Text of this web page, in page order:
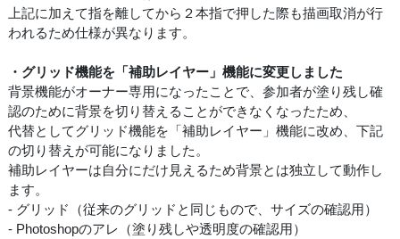
上記に加えて指を離してから２本指で押した際も描画取消が行
われるため仕様が異なります。
・グリッド機能を「補助レイヤー」機能に変更しました
背景機能がオーナー専用になったことで、参加者が塗り残し確
認のために背景を切り替えることができなくなったため、
代替としてグリッド機能を「補助レイヤー」機能に改め、下記
の切り替えが可能になりました。
補助レイヤーは自分にだけ見えるため背景とは独立して動作し
ます。
- グリッド（従来のグリッドと同じもので、サイズの確認用）
- Photoshopのアレ（塗り残しや透明度の確認用）